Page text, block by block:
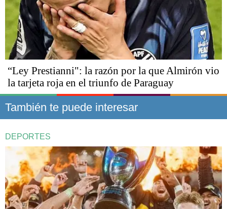
“Ley Prestianni": la razón por la que Almirón vio
la tarjeta roja en el triunfo de Paraguay
También te puede interesar
DEPORTES